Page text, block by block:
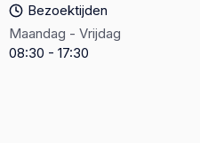
Bezoektijden
Maandag - Vrijdag
08:30 - 17:30